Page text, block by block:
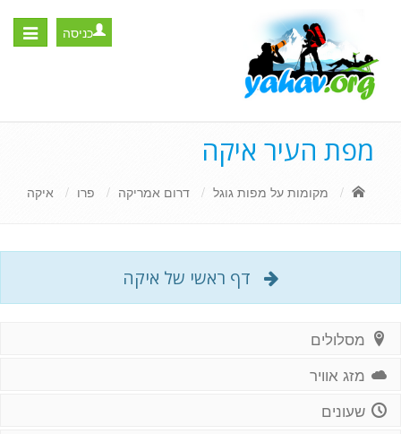
Toggle
כניסה
מפת העיר איקה
מקומות על מפות גוגל דרום אמריקה פרו איקה
דף ראשי של איקה
מסלולים
מזג אוויר
שעונים